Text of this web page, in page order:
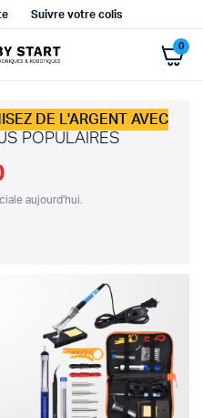
Suivre votre colis
0
DE L'ARGENT AVEC
POPULAIRES
aujourd'hui.